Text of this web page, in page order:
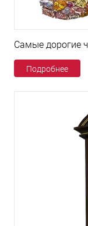
Самые дорогие
Подробнее